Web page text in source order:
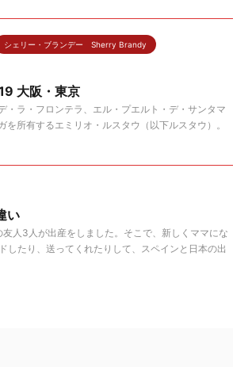
シェリー・ブランデー Sherry Brandy
大阪・東京
・ラ・フロンテラ、エル・プエルト・デ・サンタマ
所有するエミリオ・ルスタウ（以下ルスタウ）。
い
人3人が出産をしました。そこで、新しくママにな
したり、送ってくれたりして、スペインと日本の出